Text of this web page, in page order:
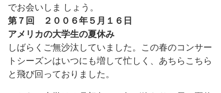
でお会いしま しょう。
第７回 ２００６年５月１６日
アメリカの大学生の夏休み
しばらくご無沙汰していました。この春のコンサー
トシーズンはいつにも増して忙しく、あちらこちら
と飛び回っておりました。